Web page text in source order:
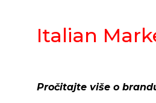
Italian
Pročitajte više o